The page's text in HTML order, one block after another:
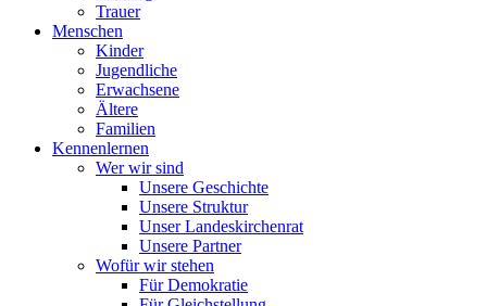
Trauer
Menschen
Kinder
Jugendliche
Erwachsene
Ältere
Familien
Kennenlernen
Wer wir sind
Unsere Geschichte
Unsere Struktur
Unser Landeskirchenrat
Unsere Partner
Wofür wir stehen
Für Demokratie